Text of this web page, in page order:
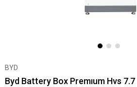
BYD
Byd Battery Box Premıum Hvs 7.7